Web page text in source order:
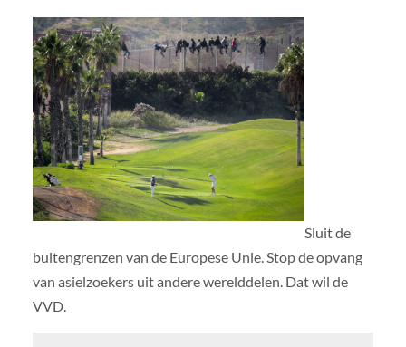
Sluit de
buitengrenzen van de Europese Unie. Stop de opvang
van asielzoekers uit andere werelddelen. Dat wil de
VVD.